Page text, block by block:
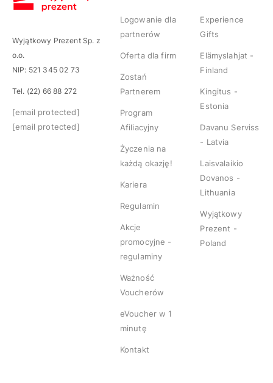
Wyjątkowy Prezent Sp. z
o.o.
NIP: 521 345 02 73
Tel. (22) 66 88 272
[email protected]
[email protected]
Logowanie dla
partnerów
Oferta dla firm
Zostań
Partnerem
Program
Afiliacyjny
Życzenia na
każdą okazję!
Kariera
Regulamin
Akcje
promocyjne -
regulaminy
Ważność
Voucherów
eVoucher w 1
minutę
Kontakt
Experience
Gifts
Elämyslahjat -
Finland
Kingitus -
Estonia
Davanu Serviss
- Latvia
Laisvalaikio
Dovanos -
Lithuania
Wyjątkowy
Prezent -
Poland